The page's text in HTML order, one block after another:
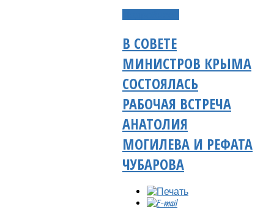
В СОВЕТЕ
МИНИСТРОВ КРЫМА
СОСТОЯЛАСЬ
РАБОЧАЯ ВСТРЕЧА
АНАТОЛИЯ
МОГИЛЕВА И РЕФАТА
ЧУБАРОВА